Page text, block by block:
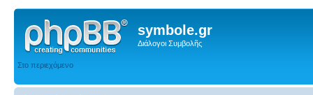
symbole.gr
Διάλογοι Συμβολῆς
Στο περιεχόμενο